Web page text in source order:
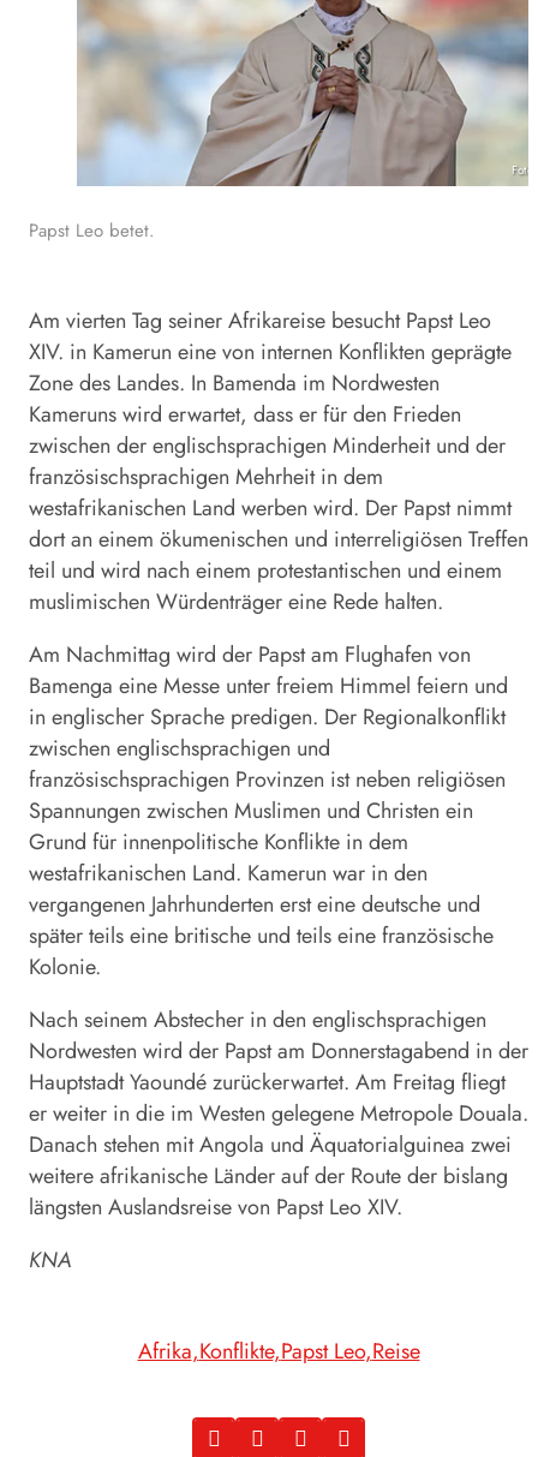
Papst Leo betet.
Am vierten Tag seiner Afrikareise besucht Papst Leo
XIV. in Kamerun eine von internen Konflikten geprägte
Zone des Landes. In Bamenda im Nordwesten
Kameruns wird erwartet, dass er für den Frieden
zwischen der englischsprachigen Minderheit und der
französischsprachigen Mehrheit in dem
westafrikanischen Land werben wird. Der Papst nimmt
dort an einem ökumenischen und interreligiösen Treffen
teil und wird nach einem protestantischen und einem
muslimischen Würdenträger eine Rede halten.
Am Nachmittag wird der Papst am Flughafen von
Bamenga eine Messe unter freiem Himmel feiern und
in englischer Sprache predigen. Der Regionalkonflikt
zwischen englischsprachigen und
französischsprachigen Provinzen ist neben religiösen
Spannungen zwischen Muslimen und Christen ein
Grund für innenpolitische Konflikte in dem
westafrikanischen Land. Kamerun war in den
vergangenen Jahrhunderten erst eine deutsche und
später teils eine britische und teils eine französische
Kolonie.
Nach seinem Abstecher in den englischsprachigen
Nordwesten wird der Papst am Donnerstagabend in der
Hauptstadt Yaoundé zurückerwartet. Am Freitag fliegt
er weiter in die im Westen gelegene Metropole Douala.
Danach stehen mit Angola und Äquatorialguinea zwei
weitere afrikanische Länder auf der Route der bislang
längsten Auslandsreise von Papst Leo XIV.
KNA
Afrika Konflikte Papst Leo Reise